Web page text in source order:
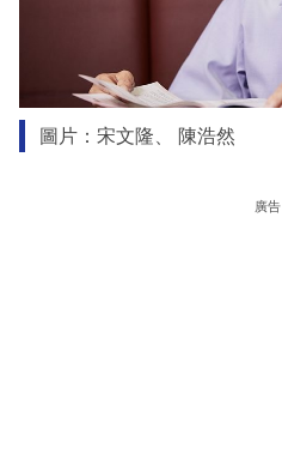
圖片：宋文隆、 陳浩然
廣告